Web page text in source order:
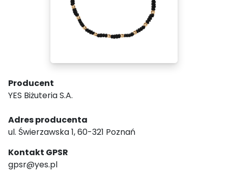
Producent
YES Biżuteria S.A.
Adres producenta
ul. Świerzawska 1, 60-321 Poznań
Kontakt GPSR
gpsr@yes.pl